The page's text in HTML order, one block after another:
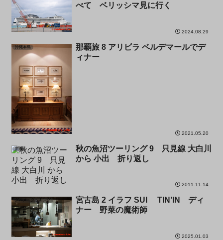
べて ベリッシマ見に行く
2024.08.29
沖縄本島
那覇旅 8 アリビラ ベルデマールでデ
ィナー
2021.05.20
新潟
秋の魚沼ツーリング 9 只見線 大白川
から 小出 折り返し
2011.11.14
グルメ・クッキング
宮古島 2 イラフ SUI TIN’IN ディ
ナー 野菜の魔術師
2025.01.03